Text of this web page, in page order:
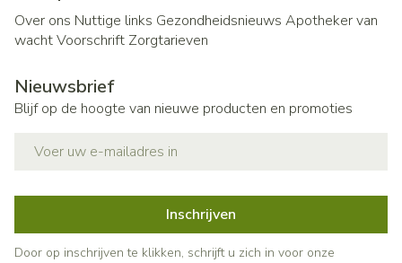
Over ons Nuttige links Gezondheidsnieuws Apotheker van
wachtVoorschrift Zorgtarieven
Nieuwsbrief
Blijf op de hoogte van nieuwe producten en promoties
Inschrijven
Door op inschrijven te klikken, schrijft u zich in voor onze